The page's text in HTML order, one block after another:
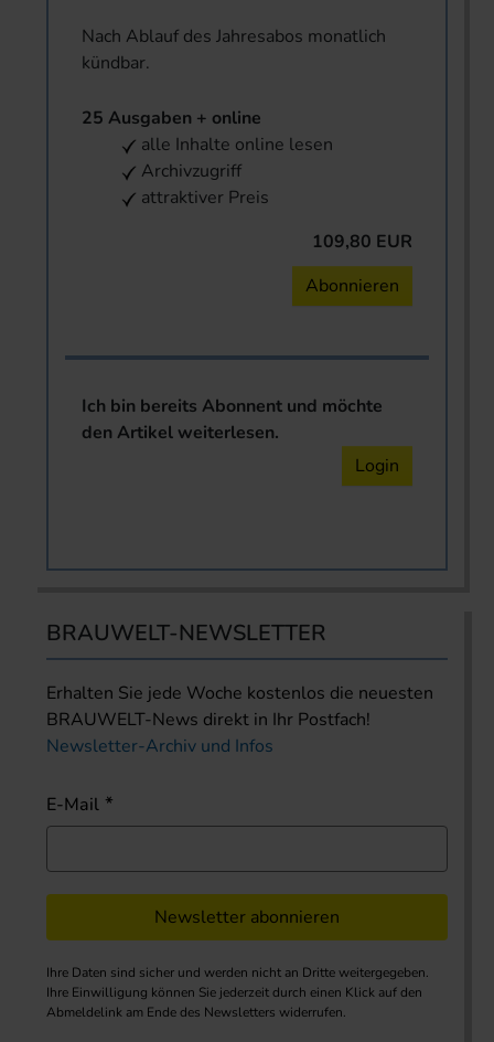
Nach Ablauf des Jahresabos monatlich
kündbar.
25 Ausgaben + online
alle Inhalte online lesen
Archivzugriff
attraktiver Preis
109,80 EUR
Abonnieren
Ich bin bereits Abonnent und möchte
den Artikel weiterlesen.
Login
BRAUWELT-NEWSLETTER
Erhalten Sie jede Woche kostenlos die neuesten
BRAUWELT-News direkt in Ihr Postfach!
Newsletter-Archiv und Infos
E-Mail
Newsletter abonnieren
Ihre Daten sind sicher und werden nicht an Dritte weitergegeben.
Ihre Einwilligung können Sie jederzeit durch einen Klick auf den
Abmeldelink am Ende des Newsletters widerrufen.